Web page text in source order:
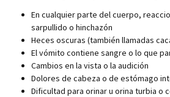
En cualquier parte del cuerpo,
sarpullido o hinchazón
Heces oscuras (también llamadas
El vómito contiene sangre o lo que
Cambios en la vista o la audición
Dolores de cabeza o de estómago
Dificultad para orinar u orina turbia o